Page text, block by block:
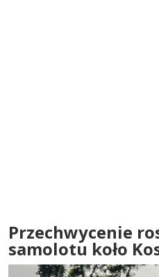
Przechwycenie
samolotu koło